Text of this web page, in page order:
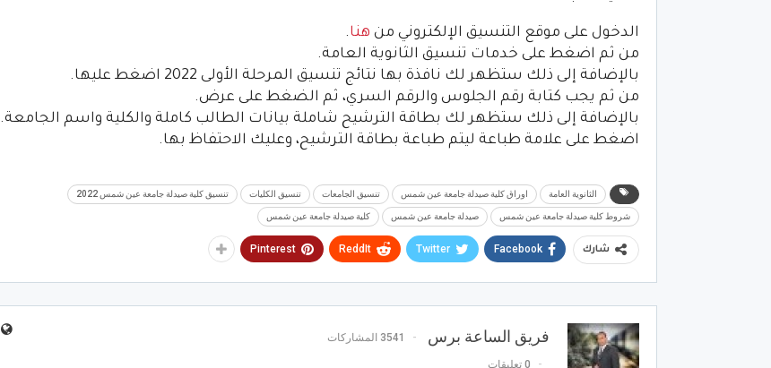
الدخول على موقع التنسيق الإلكتروني من هنا.
من ثم اضغط على خدمات تنسيق الثانوية العامة.
بالإضافة إلى ذلك ستظهر لك نافذة بها نتائج تنسيق المرحلة الأولى 2022 اضغط عليها.
من ثم يجب كتابة رقم الجلوس والرقم السري، ثم الضغط على عرض.
بالإضافة إلى ذلك ستظهر لك بطاقة الترشيح شاملة بيانات الطالب كاملة والكلية واسم الجامعة.
اضغط على علامة طباعة ليتم طباعة بطاقة الترشيح، وعليك الاحتفاظ بها.
الثانوية العامة اوراق كلية صيدلة جامعة عين شمس تنسيق الجامعات تنسيق الكليات تنسيق كلية صيدلة جامعة عين شمس 2022
شروط كلية صيدلة جامعة عين شمس صيدلة جامعة عين شمس كلية صيدلة جامعة عين شمس
شارك Facebook
Twitter
ReddIt
Pinterest
فريق الساعة برس 3541 المشاركات
0 تعليقات